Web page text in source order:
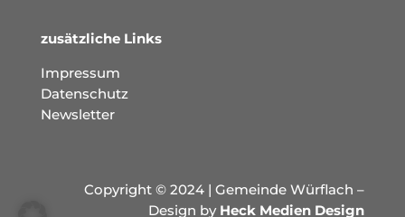
zusätzliche Links
Impressum
Datenschutz
Newsletter
Copyright © 2024 | Gemeinde Würflach –
Design by Heck Medien Design